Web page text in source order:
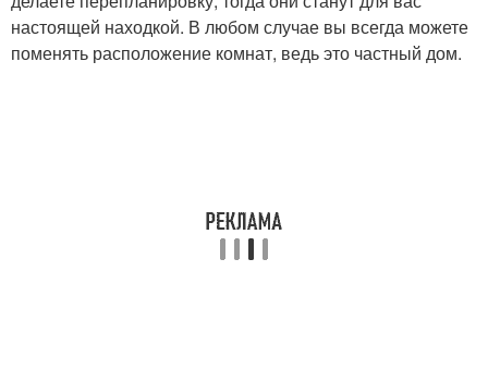
настоящей находкой. В любом случае вы всегда можете
поменять расположение комнат, ведь это частный дом.